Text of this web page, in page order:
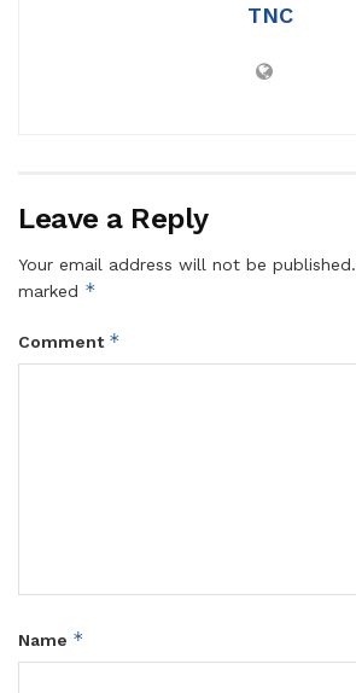
TNC
Leave a Reply
Your email address will not be published.
marked *
Comment *
Name *